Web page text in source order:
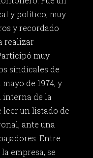
y político, muy
y recordado
realizar
muy
sindicales de
de 1974, y
interna de la
leer un listado de
ante una
Entre
empresa, se